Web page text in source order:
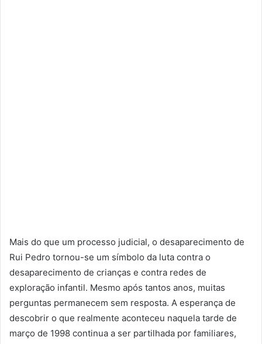
Mais do que um processo judicial, o desaparecimento de
Rui Pedro tornou-se um símbolo da luta contra o
desaparecimento de crianças e contra redes de
exploração infantil. Mesmo após tantos anos, muitas
perguntas permanecem sem resposta. A esperança de
descobrir o que realmente aconteceu naquela tarde de
março de 1998 continua a ser partilhada por familiares,